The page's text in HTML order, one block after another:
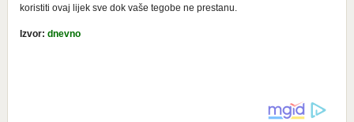
koristiti ovaj lijek sve dok vaše tegobe ne prestanu.
Izvor: dnevno